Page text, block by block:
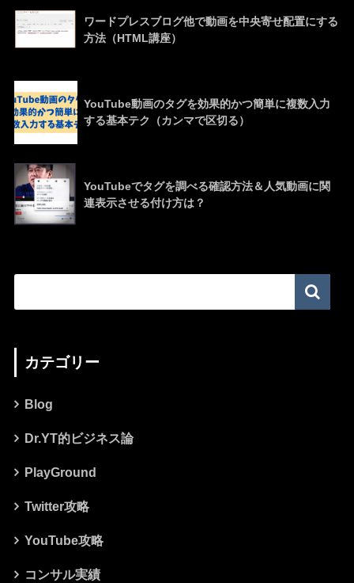
ワードプレスブログ他で動画を中央寄せ配置にする
方法（HTML講座）
YouTube動画のタグを効果的かつ簡単に複数入力
する基本テク（カンマで区切る）
YouTubeでタグを調べる確認方法＆人気動画に関
連表示させる付け方は？
カテゴリー
Blog
Dr.YT的ビジネス論
PlayGround
Twitter攻略
YouTube攻略
コンサル実績